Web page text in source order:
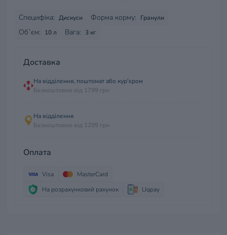
Специфіка: Дискуси Форма корму: Гранули
Об`єм: 10 л Вага: 3 кг
Доставка
На відділення, поштомат або кур'єром
Безкоштовно від 1799 грн
На відділення
Безкоштовно від 1299 грн
Оплата
Visa
MasterCard
На розрахунковий рахунок
LIqpay